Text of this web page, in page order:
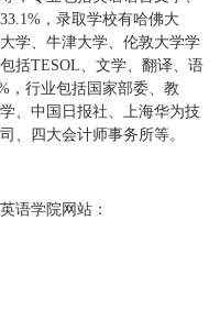
33.1% ，录取学校有哈佛大
学、牛津大学、伦敦大学学
括TESOL、文学、翻译、语
，行业包括国家部委、教
、中国日报社、上海华为技
、四大会计师事务所等。
语学院网站：